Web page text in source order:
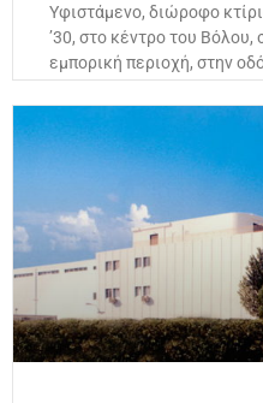
Υφιστάμενο, διώροφο
’30, στο κέντρο του Βόλου,
εμπορική περιοχή, στην